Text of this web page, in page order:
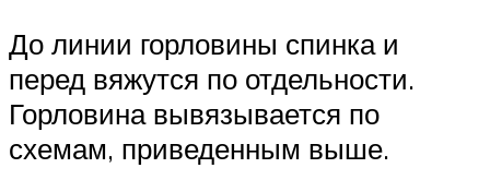
До линии горловины спинка и
перед вяжутся по отдельности.
Горловина вывязывается по
схемам, приведенным выше.